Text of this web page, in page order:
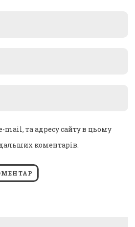
mail, та адресу сайту в цьому
коментарів.